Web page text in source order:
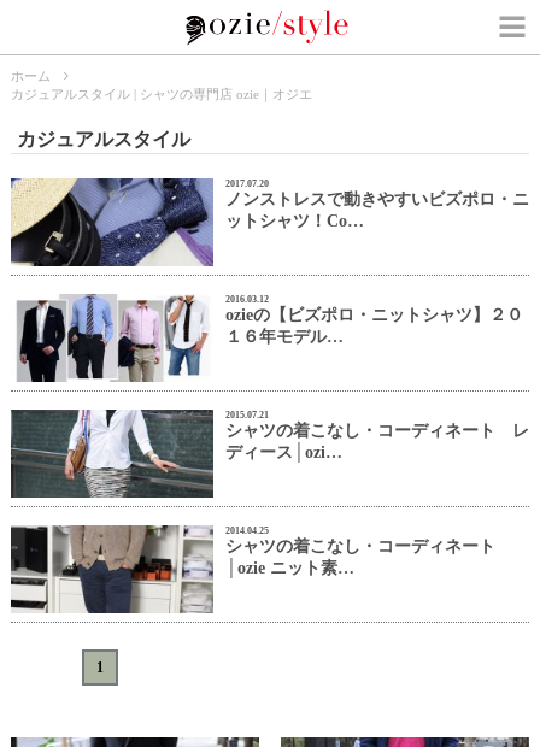
ホーム
カジュアルスタイル | シャツの専門店 ozie｜オジエ
カジュアルスタイル
2017.07.20
ノンストレスで動きやすいビズポロ・ニ
ットシャツ！Co…
2016.03.12
ozieの【ビズポロ・ニットシャツ】２０
１６年モデル…
2015.07.21
シャツの着こなし・コーディネート レ
ディース│ozi…
2014.04.25
シャツの着こなし・コーディネート
│ozie ニット素…
1